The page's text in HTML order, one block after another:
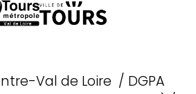
Val de Loire / DGPA